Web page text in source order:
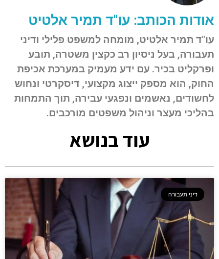
אודות הכותב: עו"ד תמיר אלטיט
עו"ד תמיר אלטיט, מומחה למשפט פלילי ודיני
תעבורה, בעל ניסיון רב כקצין משטרה, תובע
ופרקליט בכיר. עם ידע מעמיק במערכת אכיפת
החוק, הוא מספק ייצוג מקצועי, דיסקרטי ונחוש
לחשודים, נאשמים ונפגעי עבירה, תוך התמחות
בהליכי מעצר וניהול משפטים מורכבים.
עוד בנושא
דיני תעבורה